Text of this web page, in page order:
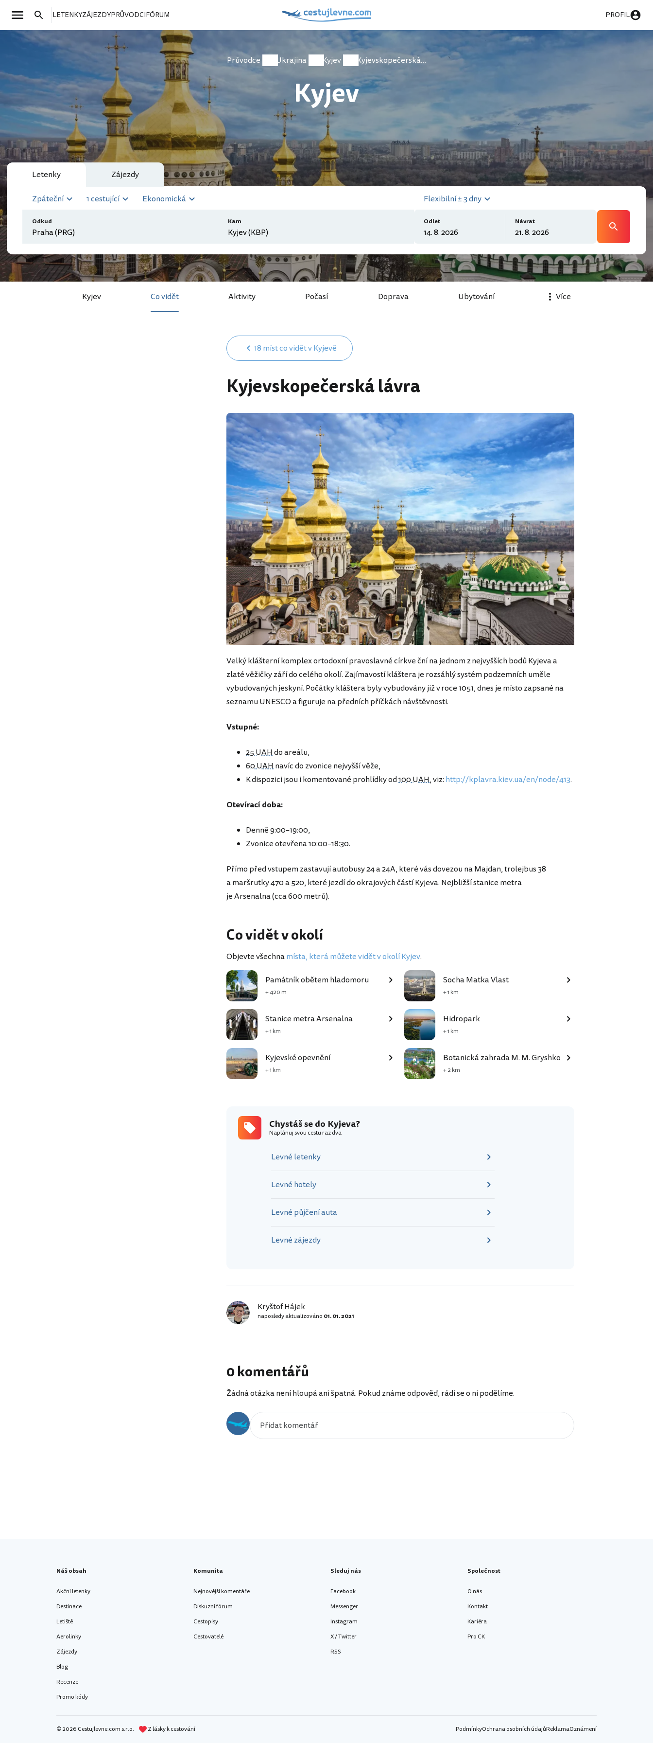
LETENKYZÁJEZDYPRŮVODCIFÓRUM PROFIL
Průvodce Ukrajina Kyjev Kyjevskopečerská lávra
Kyjev
Letenky Zájezdy
Zpáteční 1 cestující Ekonomická
Odkud Kam
Flexibilní ± 3 dny
Odlet Návrat
Kyjev Co vidět Aktivity Počasí Doprava Ubytování Více
18 míst co vidět v Kyjevě
Kyjevskopečerská lávra
Velký klášterní komplex ortodoxní pravoslavné církve ční na jednom z nejvyšších bodů Kyjeva a
zlaté věžičky září do celého okolí. Zajímavostí kláštera je rozsáhlý systém podzemních uměle
vybudovaných jeskyní. Počátky kláštera byly vybudovány již v roce 1051, dnes je místo zapsané na
seznamu UNESCO a figuruje na předních příčkách návštěvnosti.
Vstupné:
25 UAHdo areálu,
60 UAHnavíc do zvonice nejvyšší věže,
K dispozici jsou i komentované prohlídky od100 UAH, viz: http://kplavra.kiev.ua/en/node/413.
Otevírací doba:
Denně 9:00–19:00,
Zvonice otevřena 10:00–18:30.
Přímo před vstupem zastavují autobusy 24 a 24A, které vás dovezou na Majdan, trolejbus 38
a maršrutky 470 a 520, které jezdí do okrajových částí Kyjeva. Nejbližší stanice metra
je Arsenalna (cca 600 metrů).
Co vidět v okolí
Objevte všechnamísta, která můžete vidět v okolí Kyjev.
Památník obětem hladomoru
+ 420 m
Socha Matka Vlast
+ 1 km
Stanice metra Arsenalna
+ 1 km
Hidropark
+ 1 km
Kyjevské opevnění
+ 1 km
Botanická zahrada M. M. Gryshko
+ 2 km
Chystáš se do Kyjeva?
Naplánuj svou cestu raz dva
Levné letenky
Levné hotely
Levné půjčení auta
Levné zájezdy
Kryštof Hájek
naposledy aktualizováno 01. 01. 2021
0 komentářů
Žádná otázka není hloupá ani špatná. Pokud známe odpověď, rádi se o ni podělíme.
Náš obsah
Akční letenky
Destinace
Letiště
Aerolinky
Zájezdy
Blog
Recenze
Promo kódy
Komunita
Nejnovější komentáře
Diskuzní fórum
Cestopisy
Cestovatelé
Sleduj nás
Facebook
Messenger
Instagram
X / Twitter
RSS
Společnost
O nás
Kontakt
Kariéra
Pro CK
© 2026 Cestujlevne.com s.r.o. Z lásky k cestování PodmínkyOchrana osobních údajůReklamaOznámení